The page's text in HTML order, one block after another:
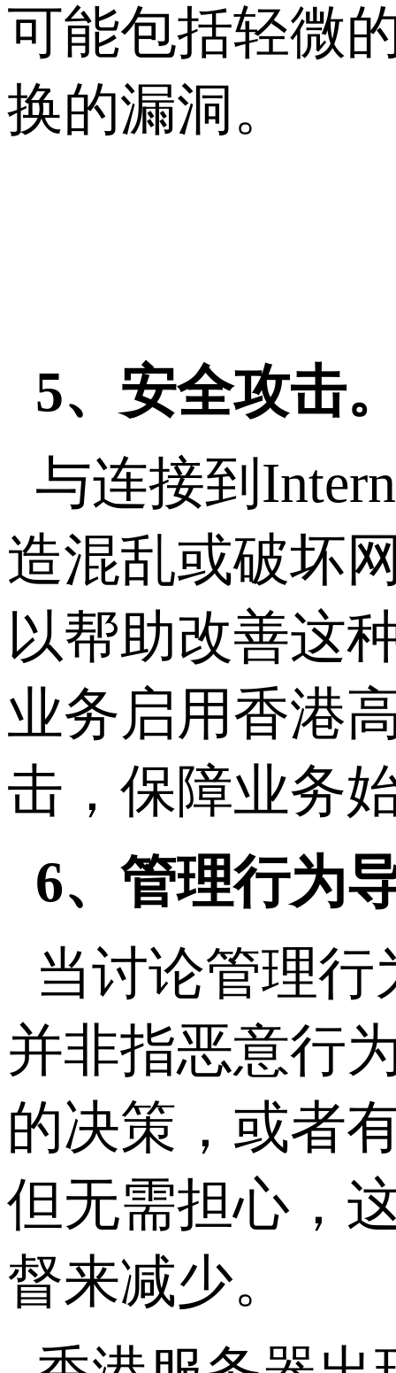
可能包括轻微
换的漏洞。
5、安全攻击
与连接到
造混乱或破坏
以帮助改善这
业务启用香港
击，保障业务
6、管理行为
当讨论管理
并非指恶意行
的决策，或者
但无需担心，
督来减少。